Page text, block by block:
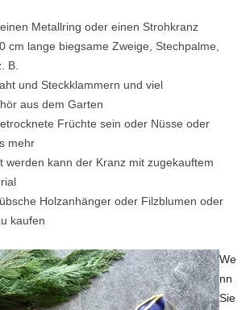
Metallring oder einen Strohkranz
cm lange biegsame Zweige, Stechpalme,
B.
und Steckklammern und viel
aus dem Garten
Früchte sein oder Nüsse oder
mehr
werden kann der Kranz mit zugekauftem
Holzanhänger oder Filzblumen oder
kaufen
We
nn
Sie